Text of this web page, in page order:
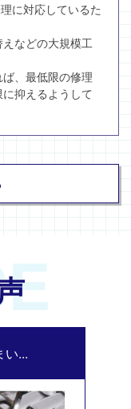
に対応しているた
などの大規模工
、最低限の修理
抑えるようして
い...